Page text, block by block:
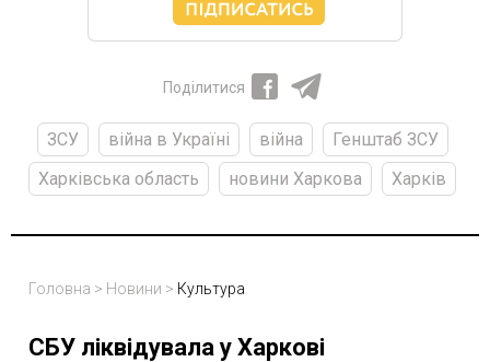
Поділитися
ЗСУ війна в Україні війна
Генштаб ЗСУ
Харківська область
новини Харкова Харків
Головна > Новини > Культура
СБУ ліквідувала у Харкові